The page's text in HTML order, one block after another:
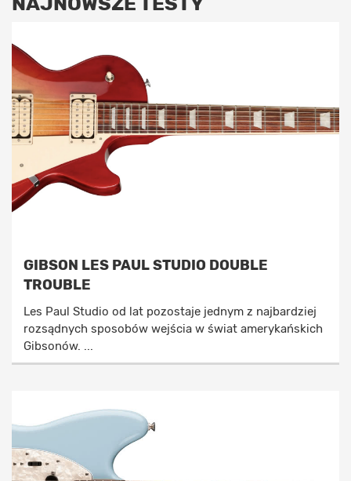
GIBSON LES PAUL STUDIO DOUBLE
TROUBLE
Les Paul Studio od lat pozostaje jednym z najbardziej
rozsądnych sposobów wejścia w świat amerykańskich
Gibsonów. ...